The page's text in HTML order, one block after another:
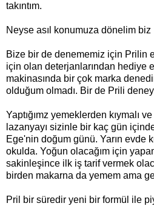
takıntım.
Neyse asıl konumuza dönelim
Bize bir de denememiz için Prilin
için olan deterjanlarından hediye
makinasında bir çok marka
olduğum olmadı. Bir de Prili
Yaptığımz yemeklerden kıymalı
lazanyayı sizinle bir kaç gün
Ege'nin doğum günü. Yarın evde
okulda. Yoğun olacağım için
sakinleşince ilk iş tarif vermek
birden makarna da yemem ama
Pril bir süredir yeni bir formül ile